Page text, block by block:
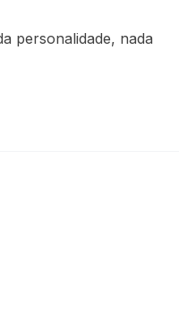
personalidade, nada